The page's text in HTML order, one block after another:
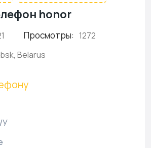
honor
Просмотры: 1272
Belarus
У